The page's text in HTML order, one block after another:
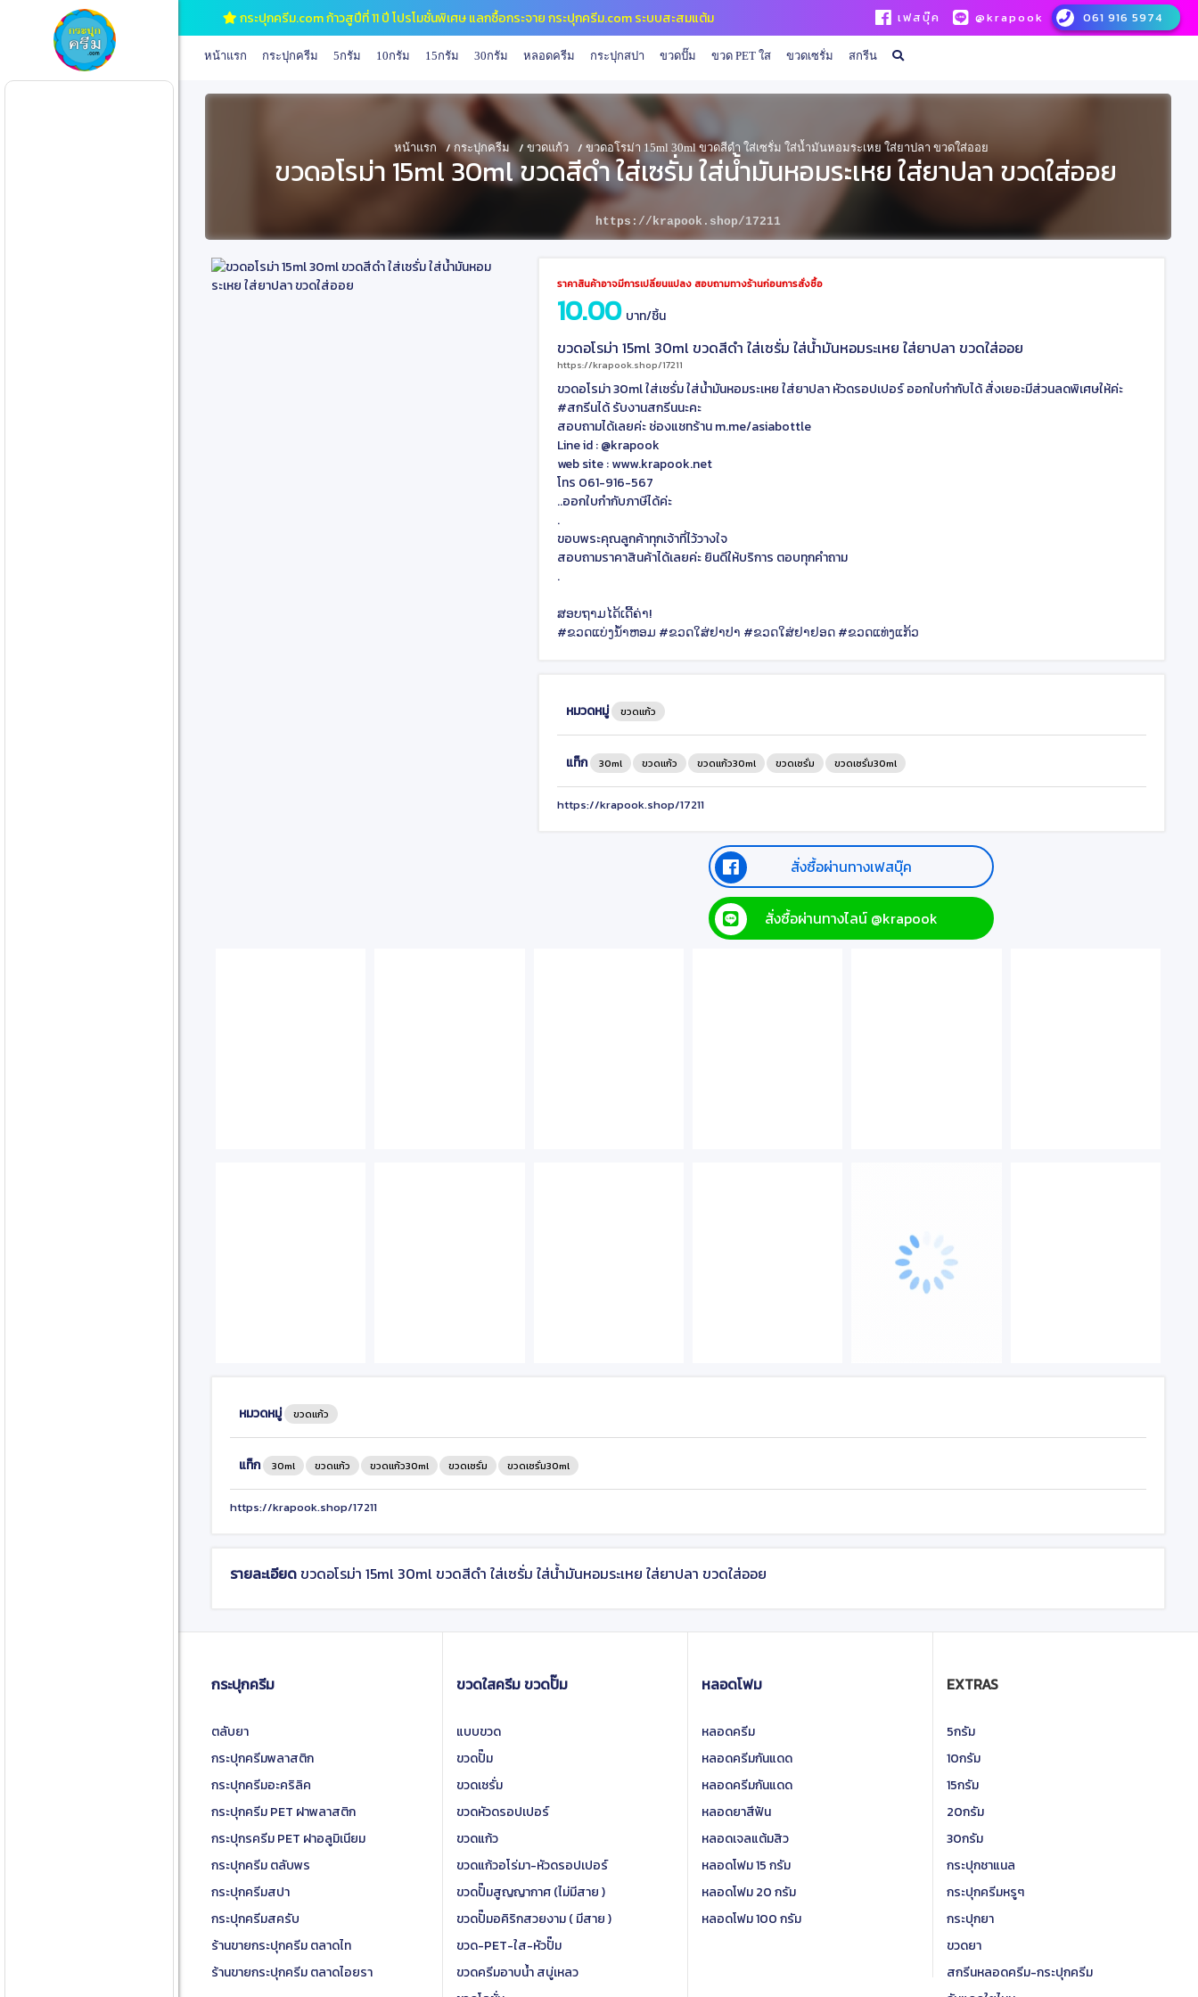
กระปุกครีม.com ก้าวสูปีที่ 11 ปี โปรโมชั่นพิเศษ แลกซื้อกระจาย กระปุกครีม.com ระบบสะสมแต้ม เฟสบุ๊ค @krapook 061 916 5974
หน้าแรก กระปุกครีม 5กรัม 10กรัม 15กรัม 30กรัม หลอดครีม กระปุกสปา ขวดปั๊ม ขวด PET ใส ขวดเซรั่ม สกรีน
หน้าแรก / กระปุกครีม / ขวดแก้ว / ขวดอโรม่า 15ml 30ml ขวดสีดำ ใส่เซรั่ม ใส่น้ำมันหอมระเหย ใส่ยาปลา ขวดใส่ออย
ขวดอโรม่า 15ml 30ml ขวดสีดำ ใส่เซรั่ม ใส่น้ำมันหอมระเหย ใส่ยาปลา ขวดใส่ออย
https://krapook.shop/17211
ราคาสินค้าอาจมีการเปลี่ยนแปลง สอบถามทางร้านก่อนการสั่งซื้อ
10.00 บาท/ชิ้น
ขวดอโรม่า 15ml 30ml ขวดสีดำ ใส่เซรั่ม ใส่น้ำมันหอมระเหย ใส่ยาปลา ขวดใส่ออย
https://krapook.shop/17211
ขวดอโรม่า 30ml ใส่เซรั่ม ใส่น้ำมันหอมระเหย ใส่ยาปลา หัวดรอปเปอร์ ออกใบกำกับได้ สั่งเยอะมีส่วนลดพิเศษให้ค่ะ
#สกรีนได้ รับงานสกรีนนะคะ
สอบถามได้เลยค่ะ ช่องแชทร้าน m.me/asiabottle
Line id : @krapook
web site : www.krapook.net
โทร 061-916-567
..ออกใบกำกับภาษีได้ค่ะ
.
ขอบพระคุณลูกค้าทุกเจ้าที่ไว้วางใจ
สอบถามราคาสินค้าได้เลยค่ะ ยินดีให้บริการ ตอบทุกคำถาม
.
ສອບຖາມໄດ້ເດີ້ຄ່າ!
#ຂວດແບ່ງນ້ຳຫອມ #ຂວດໃສ່ຢາປາ #ຂວດໃສ່ຢາຢອດ #ຂວດແທ່ງແກ້ວ
หมวดหมู่ ขวดแก้ว
แท็ก 30ml ขวดแก้ว ขวดแก้ว30ml ขวดเซรั่ม ขวดเซรั่ม30ml
https://krapook.shop/17211
สั่งซื้อผ่านทางเฟสบุ๊ค
สั่งซื้อผ่านทางไลน์ @krapook
หมวดหมู่ ขวดแก้ว
แท็ก 30ml ขวดแก้ว ขวดแก้ว30ml ขวดเซรั่ม ขวดเซรั่ม30ml
https://krapook.shop/17211
รายละเอียด ขวดอโรม่า 15ml 30ml ขวดสีดำ ใส่เซรั่ม ใส่น้ำมันหอมระเหย ใส่ยาปลา ขวดใส่ออย
กระปุกครีม
ตลับยา
กระปุกครีมพลาสติก
กระปุกครีมอะคริลิค
กระปุกครีม PET ฝาพลาสติก
กระปุกรครีม PET ฝาอลูมิเนียม
กระปุกครีม ตลับพร
กระปุกครีมสปา
กระปุกครีมสครับ
ร้านขายกระปุกครีม ตลาดไท
ร้านขายกระปุกครีม ตลาดไอยรา
ขวดใสครีม ขวดปั๊ม
แบบขวด
ขวดปั๊ม
ขวดเซรั่ม
ขวดหัวดรอปเปอร์
ขวดแก้ว
ขวดแก้วอโร่มา-หัวดรอปเปอร์
ขวดปั๊มสูญญากาศ (ไม่มีสาย )
ขวดปั๊มอคิริกสวยงาม ( มีสาย )
ขวด-PET-ใส-หัวปั๊ม
ขวดครีมอาบน้ำ สบู่เหลว
หลอดโฟม
หลอดครีม
หลอดครีมกันแดด
หลอดครีมกันแดด
หลอดยาสีฟัน
หลอดเจลแต้มสิว
หลอดโฟม 15 กรัม
หลอดโฟม 20 กรัม
หลอดโฟม 100 กรัม
EXTRAS
5กรัม
10กรัม
15กรัม
20กรัม
30กรัม
กระปุกชาแนล
กระปุกครีมหรูๆ
กระปุกยา
ขวดยา
สกรีนหลอดครีม-กระปุกครีม